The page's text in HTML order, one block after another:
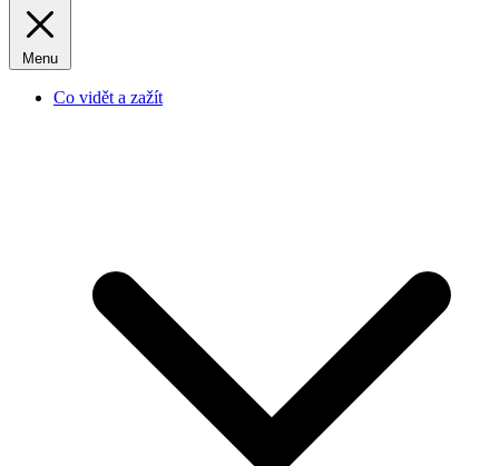
Menu
Co vidět a zažít